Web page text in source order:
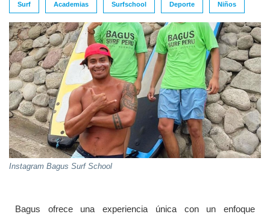
Surf Academias Surfschool Deporte Niños
Instagram Bagus Surf School
Bagus ofrece una experiencia única con un enfoque